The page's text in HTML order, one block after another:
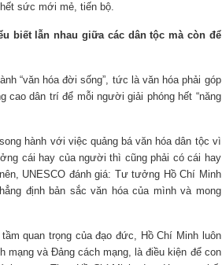
sức mới mẻ, tiến bộ.
biết lẫn nhau giữa các dân tộc mà còn để
“văn hóa đời sống”, tức là văn hóa phải góp
cao dân trí để mỗi người giải phóng hết “năng
hành với việc quảng bá văn hóa dân tộc vì
cái hay của người thì cũng phải có cái hay
UNESCO đánh giá: Tư tưởng Hồ Chí Minh
định bản sắc văn hóa của mình và mong
quan trọng của đạo đức, Hồ Chí Minh luôn
và Đảng cách mạng, là điều kiện để con